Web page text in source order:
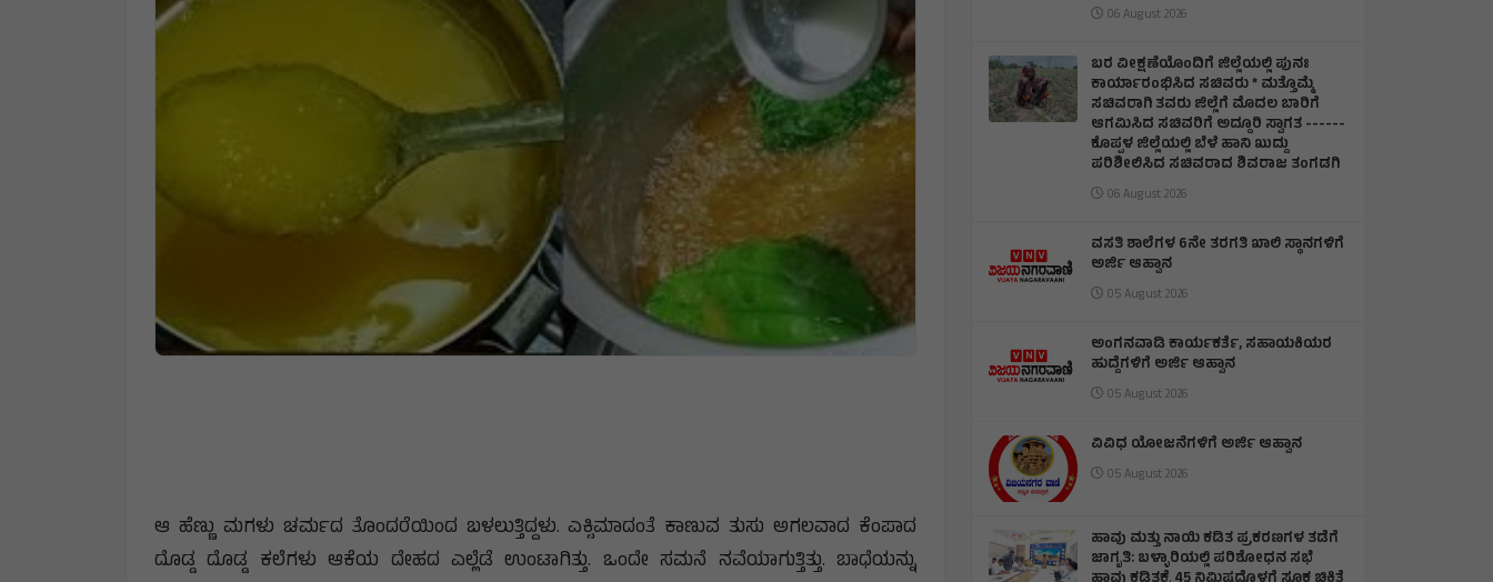
ಆ ಹೆಣ್ಣು ಮಗಳು ಚರ್ಮದ ತೊಂದರೆಯಿಂದ ಬಳಲುತ್ತಿದ್ದಳು. ಎಕ್ಸಿಮಾದಂತೆ ಕಾಣುವ ತುಸು ಅಗಲವಾದ ಕೆಂಪಾದ
ದೊಡ್ಡ ದೊಡ್ಡ ಕಲೆಗಳು ಆಕೆಯ ದೇಹದ ಎಲ್ಲೆಡೆ ಉಂಟಾಗಿತ್ತು. ಒಂದೇ ಸಮನೆ ನವೆಯಾಗುತ್ತಿತ್ತು. ಬಾಧೆಯನ್ನು
06 August 2026
ಬರ ವೀಕ್ಷಣೆಯೊಂದಿಗೆ ಜಿಲ್ಲೆಯಲ್ಲಿ ಪುನಃ
ಕಾರ್ಯಾರಂಭಿಸಿದ ಸಚಿವರು * ಮತ್ತೊಮ್ಮೆ
ಸಚಿವರಾಗಿ ತವರು ಜಿಲ್ಲೆಗೆ ಮೊದಲ ಬಾರಿಗೆ
ಆಗಮಿಸಿದ ಸಚಿವರಿಗೆ ಅದ್ದೂರಿ ಸ್ವಾಗತ ------
ಕೊಪ್ಪಳ ಜಿಲ್ಲೆಯಲ್ಲಿ ಬೆಳೆ ಹಾನಿ ಖುದ್ದು
ಪರಿಶೀಲಿಸಿದ ಸಚಿವರಾದ ಶಿವರಾಜ ತಂಗಡಗಿ
06 August 2026
ವಸತಿ ಶಾಲೆಗಳ 6ನೇ ತರಗತಿ ಖಾಲಿ ಸ್ಥಾನಗಳಿಗೆ
ಅರ್ಜಿ ಆಹ್ವಾನ
05 August 2026
ಅಂಗನವಾಡಿ ಕಾರ್ಯಕರ್ತೆ, ಸಹಾಯಕಿಯರ
ಹುದ್ದೆಗಳಿಗೆ ಅರ್ಜಿ ಆಹ್ವಾನ
05 August 2026
ವಿವಿಧ ಯೋಜನೆಗಳಿಗೆ ಅರ್ಜಿ ಆಹ್ವಾನ
05 August 2026
ಹಾವು ಮತ್ತು ನಾಯಿ ಕಡಿತ ಪ್ರಕರಣಗಳ ತಡೆಗೆ
ಜಾಗೃತಿ: ಬಳ್ಳಾರಿಯಲ್ಲಿ ಪರಿಶೋಧನ ಸಭೆ